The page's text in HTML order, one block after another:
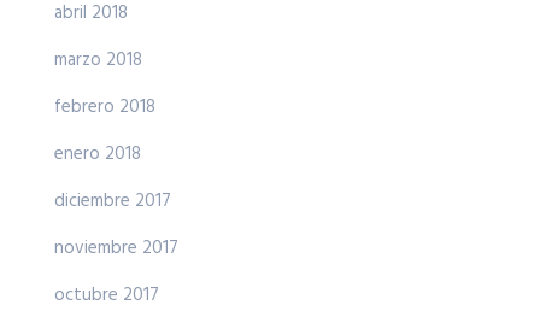
abril 2018
marzo 2018
febrero 2018
enero 2018
diciembre 2017
noviembre 2017
octubre 2017